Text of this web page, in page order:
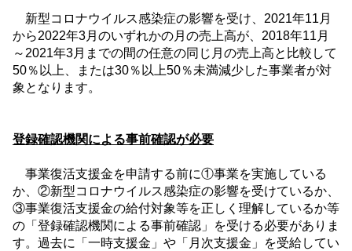
新型コロナウイルス感染症の影響を受け、 2021年11 月
から2022年3月のいずれかの月の売上高が、 2018年11 月
～ 2021年3月までの間の任意の同じ月の売上高と比較して
50％以上、または30％以上50％未満減少した事業者が対
象となります。
登録確認機関による事前確認が必要
事業復活支援金を申請する前に①事業を実施している
か、②新型コロナウイルス感染症の影響を受けているか、
③事業復活支援金の給付対象等を正しく理解しているか等
の「登録確認機関による事前確認」を受ける必要がありま
す。過去に「一時支援金」や「月次支援金」を受給してい